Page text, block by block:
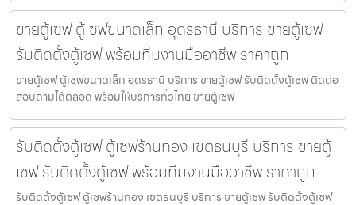
ขายตู้เซฟ ตู้เซฟขนาดเล็ก อุดรธานี บริการ ขายตู้เซฟ
รับติดตั้งตู้เซฟ พร้อมทีมงานมืออาชีพ ราคาถูก
ขายตู้เซฟ ตู้เซฟขนาดเล็ก อุดรธานี บริการ ขายตู้เซฟ รับติดตั้งตู้เซฟ ติดต่อ
สอบถามได้ตลอด พร้อมให้บริการทั่วไทย ขายตู้เซฟ
รับติดตั้งตู้เซฟ ตู้เซฟร้านทอง เขตธนบุรี บริการ ขายตู้
เซฟ รับติดตั้งตู้เซฟ พร้อมทีมงานมืออาชีพ ราคาถูก
รับติดตั้งตู้เซฟ ตู้เซฟร้านทอง เขตธนบุรี บริการ ขายตู้เซฟ รับติดตั้งตู้เซฟ